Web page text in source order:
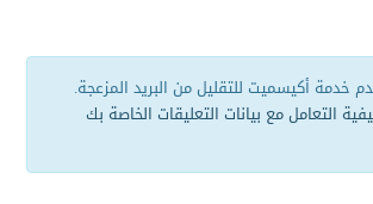
خدمة أكيسميت للتقليل من البريد المزعجة.
التعامل مع بيانات التعليقات الخاصة بك